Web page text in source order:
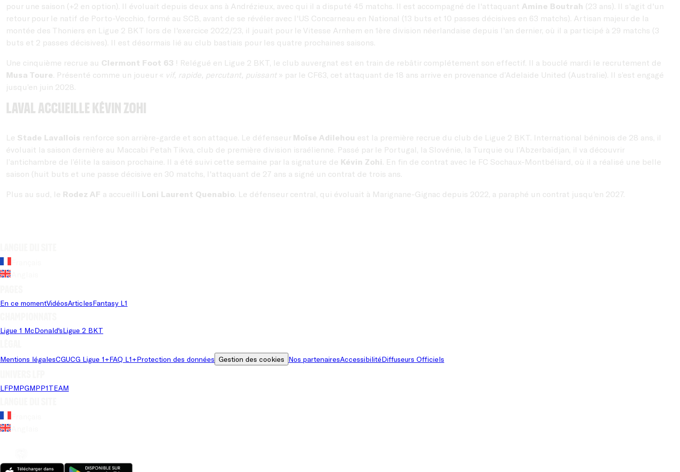
pour une saison (+2 en option). Il évoluait depuis deux ans à Andrézieux, avec qui il a disputé 45 matchs. Il est accompagné de l'attaquant Amine Boutrah (23 ans). Il s'agit d'un
retour pour le natif de Porto-Vecchio, formé au SCB, avant de se révéler avec l'US Concarneau en National (13 buts et 10 passes décisives en 63 matchs). Artisan majeur de la
montée des Thoniers en Ligue 2 BKT lors de l'exercice 2022/23, il jouait pour le Vitesse Arnhem en 1ère division néerlandaise depuis l'an dernier, où il a participé à 29 matchs (3
buts et 2 passes décisives). Il est désormais lié au club bastiais pour les quatre prochaines saisons.
Une cinquième recrue au Clermont Foot 63 ! Relégué en Ligue 2 BKT, le club auvergnat est en train de rebâtir complétement son effectif. Il a bouclé mardi le recrutement de
Musa Toure. Présenté comme un joueur « vif, rapide, percutant, puissant» par le CF63, cet attaquant de 18 ans arrive en provenance d’Adelaide United (Australie). Il s’est engagé
jusqu’en juin 2028.
Laval accueille Kévin Zohi
Le Stade Lavallois renforce son arrière-garde et son attaque. Le défenseur Moïse Adilehou est la première recrue du club de Ligue 2 BKT. International béninois de 28 ans, il
évoluait la saison dernière au Maccabi Petah Tikva, club de première division israélienne. Passé par le Portugal, la Slovénie, la Turquie ou l’Abzerbaïdjan, il va découvrir
l’antichambre de l’élite la saison prochaine. Il a été suivi cette semaine par la signature de Kévin Zohi. En fin de contrat avec le FC Sochaux-Montbéliard, où il a réalisé une belle
saison (huit buts et une passe décisive en 30 matchs, l'attaquant de 27 ans a signé un contrat de trois ans.
Plus au sud, le Rodez AF a accueilli Loni Laurent Quenabio. Le défenseur central, qui évoluait à Marignane-Gignac depuis 2022, a paraphé un contrat jusqu'en 2027.
En ce momentVidéosArticlesFantasy L1
Ligue 1 McDonald'sLigue 2 BKT
Mentions légalesCGUCG Ligue 1+FAQ L1+Protection des données Gestion des cookies Nos partenairesAccessibilitéDiffuseurs Officiels
LFPMPGMPP1TEAM